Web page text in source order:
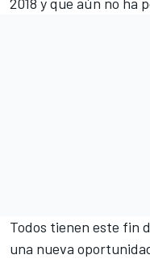
Todos tienen este fin
una nueva